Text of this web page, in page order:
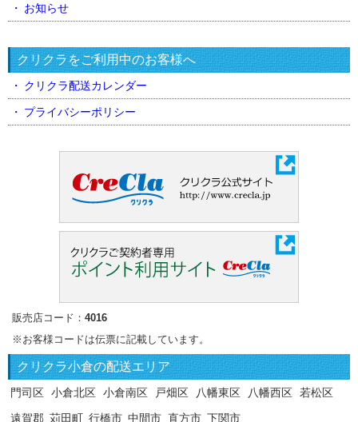
お知らせ
クリクラをご利用中のお客様へ
クリクラ配送カレンダー
プライバシーポリシー
販売店コード： 4016
※お客様コードは伝票に記載しています。
クリクラ小倉の配送エリア
門司区 小倉北区 小倉南区 戸畑区 八幡東区 八幡西区 若松区
遠賀郡 苅田町 行橋市 中間市 直方市 下関市